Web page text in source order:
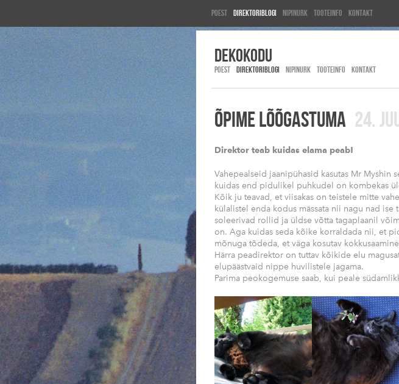
Poest Direktoriblogi Nipinurk Tooteinfo Kontakt
DEKOkodu
POEST DIREKTORIBLOGI NIPINURK TOOTEINFO KONTAKT
ÕPIME LÕÕGASTUMA 24.
Direktor teab kuidas elama peab!
Vahepealseid jaanipühasid kasutas Mr
kuidas end pidulikel puhkudel on kombekas
Kõik ju teavad, et viisakas on teistele mitte
külalistel enda kodus mässata nii nagu nad
soleerivad rollid ja üldse võtta tagaplaanil
on. Aga kuidas seda kõike korraldada nii, et
mõnuga tõdeda, et väga kosutav
Härra peadirektor on tuttav kõikide elu
elupäästvaid nippe huvilistele jagama.
Parima peokogemuse saab, kui peale